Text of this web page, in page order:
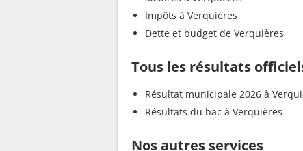
Impôts à Verquières
Dette et budget de Verquières
Tous les résultats
Résultat municipale 2026 à
Résultats du bac à Verquières
Nos autres services